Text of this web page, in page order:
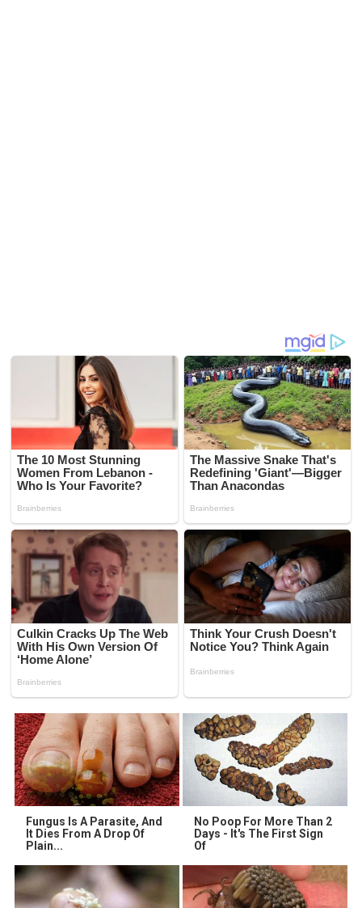
Fungus Is A Parasite, And
It Dies From A Drop Of
Plain...
No Poop For More Than 2
Days - It's The First Sign
Of